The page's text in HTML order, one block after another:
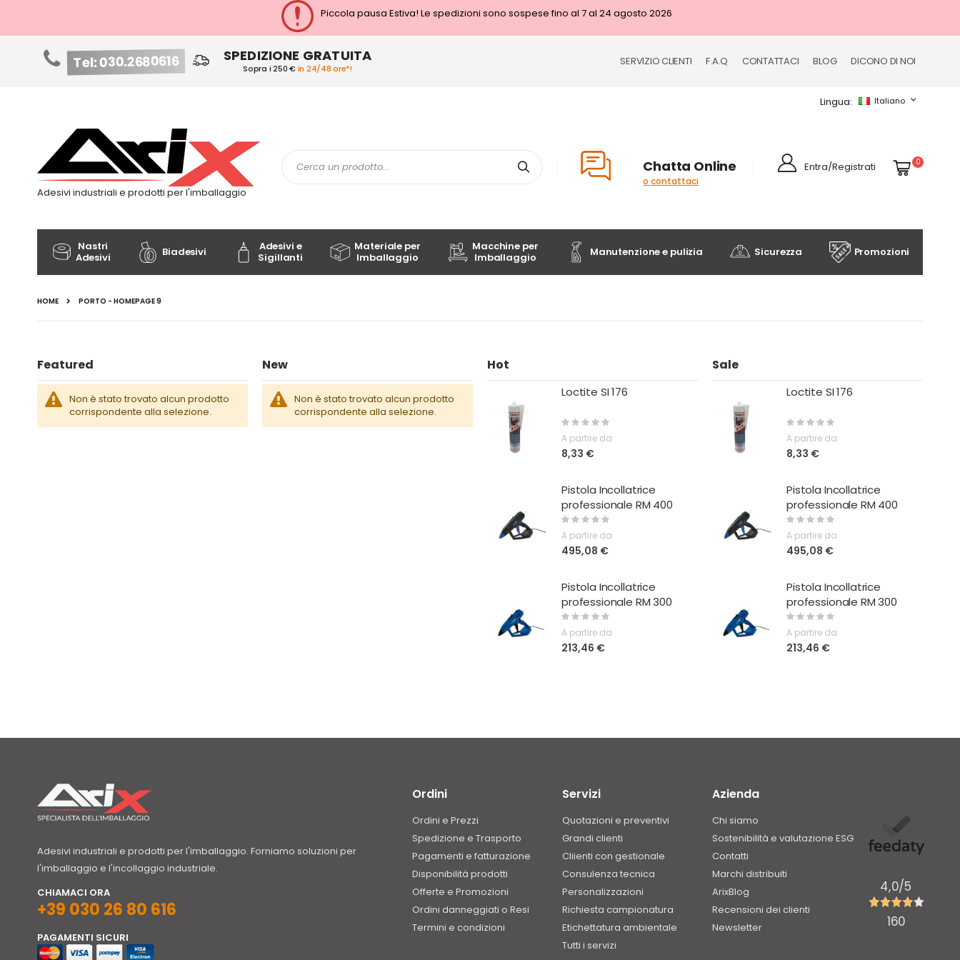
Piccola pausa Estiva! Le spedizioni sono sospese fino al 7 al 24 agosto 2026
Tel: 030.2680616 SPEDIZIONE GRATUITA
Sopra i 250 €in 24/48 ore*!
SERVIZIO CLIENTI F.A.Q CONTATTACI BLOG DICONO DI NOI
LinguaItaliano
contenuto
Adesivi industriali e prodotti per l'imballaggio
Cerca Chatta Online
o contattaci
Entra/Registrati Cart
0elementi
Nastri
Adesivi
Biadesivi
Adesivi e
Sigillanti
Materiale per
Imballaggio
Macchine per
Imballaggio
Manutenzione e pulizia Sicurezza Promozioni
HOME PORTO - HOMEPAGE 9
Featured
Non è stato trovato alcun prodotto
corrispondente alla selezione.
New
Non è stato trovato alcun prodotto
corrispondente alla selezione.
Hot
Loctite SI 176
Rating:
0%
A partire da
8,33 €
Pistola Incollatrice
professionale RM 400
Rating:
0%
A partire da
495,08 €
Pistola Incollatrice
professionale RM 300
Rating:
0%
A partire da
213,46 €
Sale
Loctite SI 176
Rating:
0%
A partire da
8,33 €
Pistola Incollatrice
professionale RM 400
Rating:
0%
A partire da
495,08 €
Pistola Incollatrice
professionale RM 300
Rating:
0%
A partire da
213,46 €
Adesivi industriali e prodotti per l'imballaggio. Forniamo soluzioni per
l'imballaggio e l'incollaggio industriale.
CHIAMACI ORA
+39 030 26 80 616
PAGAMENTI SICURI
Ordini
Ordini e Prezzi
Spedizione e Trasporto
Pagamenti e fatturazione
Disponibilità prodotti
Offerte e Promozioni
Ordini danneggiati o Resi
Termini e condizioni
Servizi
Quotazioni e preventivi
Grandi clienti
Cliienti con gestionale
Consulenza tecnica
Personalizzazioni
Richiesta campionatura
Etichettatura ambientale
Tutti i servizi
Azienda
Chi siamo
Sostenibilità e valutazione ESG
Contatti
Marchi distribuiti
ArixBlog
Recensioni dei clienti
Newsletter
4,0/5
160